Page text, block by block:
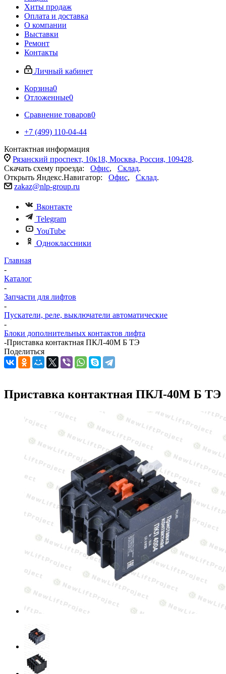
Хиты продаж
Оплата и доставка
О компании
Выставки
Ремонт
Контакты
Личный кабинет
Корзина0
Отложенные0
Сравнение товаров0
+7 (499) 110-04-44
Контактная информация
Рязанский проспект, 10к18, Москва, Россия, 109428.
Скачать схему проезда: Офис, Склад.
Открыть Яндекс.Навигатор: Офис, Склад.
zakaz@nlp-group.ru
Вконтакте
Telegram
YouTube
Одноклассники
Главная
-
Каталог
-
Запчасти для лифтов
-
Пускатели, реле, выключатели автоматические
-
Блоки дополнительных контактов лифта
-Приставка контактная ПКЛ-40М Б ТЭ
Поделиться
Приставка контактная ПКЛ-40М Б ТЭ